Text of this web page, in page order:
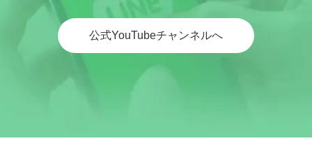
公式YouTubeチャンネルへ